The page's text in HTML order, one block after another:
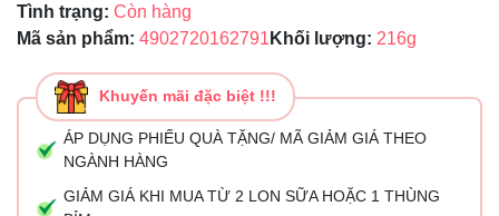
Tình trạng: Còn hàng
Mã sản phẩm: 4902720162791 Khối lượng: 216g
Khuyến mãi đặc biệt !!!
ÁP DỤNG PHIẾU QUÀ TẶNG/ MÃ GIẢM GIÁ THEO
NGÀNH HÀNG
GIẢM GIÁ KHI MUA TỪ 2 LON SỮA HOẶC 1 THÙNG